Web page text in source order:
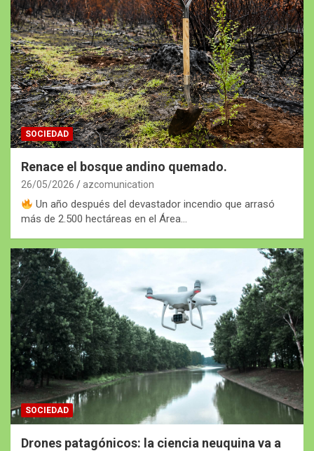
SOCIEDAD
Renace el bosque andino quemado.
26/05/2026 azcomunication
Un año después del devastador incendio que arrasó
más de 2.500 hectáreas en el Área…
SOCIEDAD
Drones patagónicos: la ciencia neuquina va a